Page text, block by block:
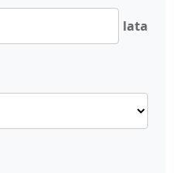
lata